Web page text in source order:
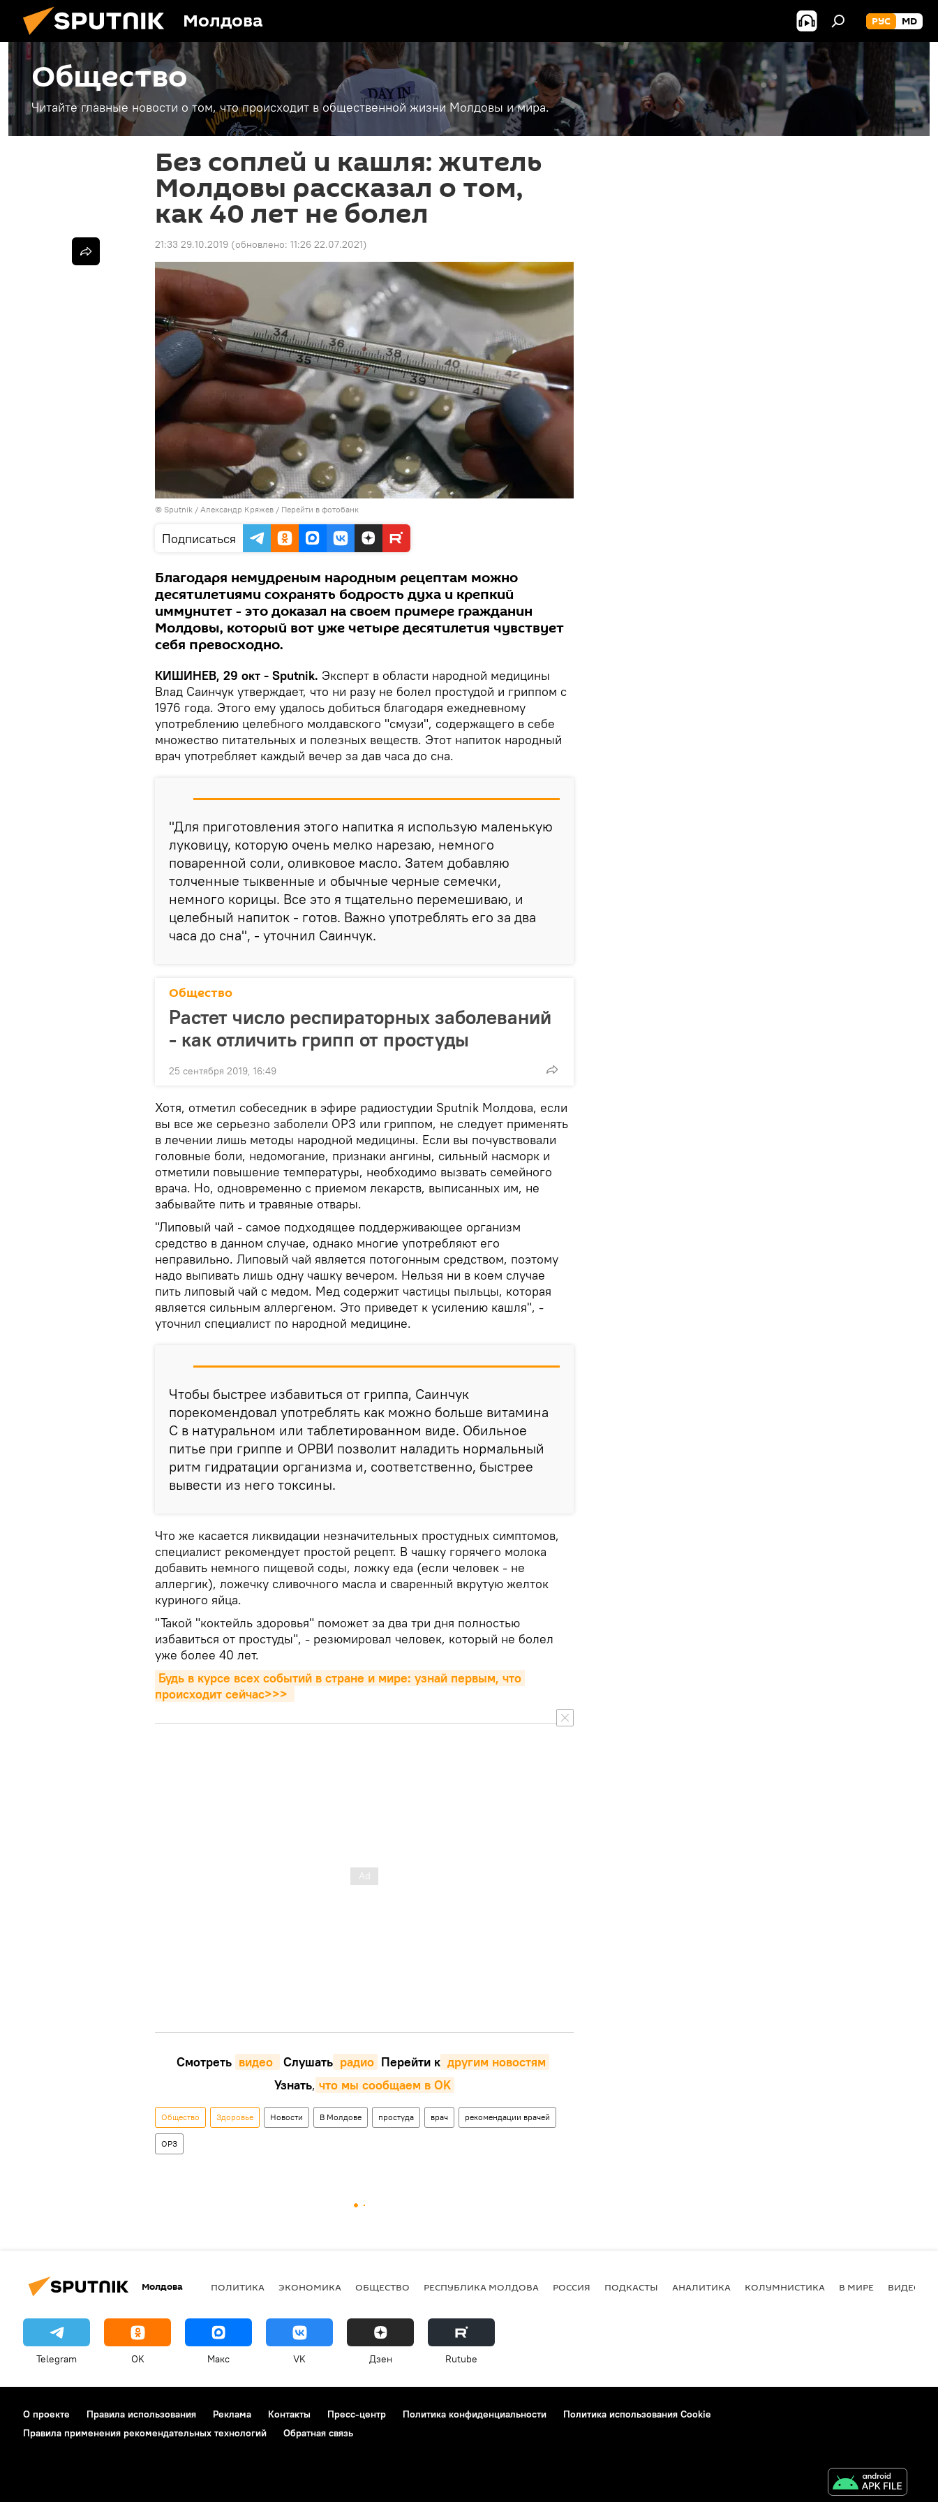
Молдова РУС MD
Общество
Читайте главные новости о том, что происходит в общественной жизни Молдовы и мира.
Без соплей и кашля: житель
Молдовы рассказал о том,
как 40 лет не болел
21:33 29.10.2019 (обновлено: 11:26 22.07.2021)
© Sputnik / Александр Кряжев / Перейти в фотобанк
Подписаться
Благодаря немудреным народным рецептам можно
десятилетиями сохранять бодрость духа и крепкий
иммунитет - это доказал на своем примере гражданин
Молдовы, который вот уже четыре десятилетия чувствует
себя превосходно.
КИШИНЕВ, 29 окт - Sputnik. Эксперт в области народной медицины
Влад Саинчук утверждает, что ни разу не болел простудой и гриппом с
1976 года. Этого ему удалось добиться благодаря ежедневному
употреблению целебного молдавского "смузи", содержащего в себе
множество питательных и полезных веществ. Этот напиток народный
врач употребляет каждый вечер за дав часа до сна.
"Для приготовления этого напитка я использую маленькую
луковицу, которую очень мелко нарезаю, немного
поваренной соли, оливковое масло. Затем добавляю
толченные тыквенные и обычные черные семечки,
немного корицы. Все это я тщательно перемешиваю, и
целебный напиток - готов. Важно употреблять его за два
часа до сна", - уточнил Саинчук.
Общество
Растет число респираторных заболеваний
- как отличить грипп от простуды
25 сентября 2019, 16:49
Хотя, отметил собеседник в эфире радиостудии Sputnik Молдова, если
вы все же серьезно заболели ОРЗ или гриппом, не следует применять
в лечении лишь методы народной медицины. Если вы почувствовали
головные боли, недомогание, признаки ангины, сильный насморк и
отметили повышение температуры, необходимо вызвать семейного
врача. Но, одновременно с приемом лекарств, выписанных им, не
забывайте пить и травяные отвары.
"Липовый чай - самое подходящее поддерживающее организм
средство в данном случае, однако многие употребляют его
неправильно. Липовый чай является потогонным средством, поэтому
надо выпивать лишь одну чашку вечером. Нельзя ни в коем случае
пить липовый чай с медом. Мед содержит частицы пыльцы, которая
является сильным аллергеном. Это приведет к усилению кашля", -
уточнил специалист по народной медицине.
Чтобы быстрее избавиться от гриппа, Саинчук
порекомендовал употреблять как можно больше витамина
C в натуральном или таблетированном виде. Обильное
питье при гриппе и ОРВИ позволит наладить нормальный
ритм гидратации организма и, соответственно, быстрее
вывести из него токсины.
Что же касается ликвидации незначительных простудных симптомов,
специалист рекомендует простой рецепт. В чашку горячего молока
добавить немного пищевой соды, ложку еда (если человек - не
аллергик), ложечку сливочного масла и сваренный вкрутую желток
куриного яйца.
"Такой "коктейль здоровья" поможет за два три дня полностью
избавиться от простуды", - резюмировал человек, который не болел
уже более 40 лет.
Будь в курсе всех событий в стране и мире: узнай первым, что
происходит сейчаc>>>
Смотреть видео Cлушать радио Перейти к другим новостям
Узнать, что мы сообщаем в OK
Общество Здоровье Новости В Молдове простуда врач рекомендации врачей
ОРЗ
Молдова ПОЛИТИКА ЭКОНОМИКА ОБЩЕСТВО РЕСПУБЛИКА МОЛДОВА РОССИЯ ПОДКАСТЫ АНАЛИТИКА КОЛУМНИСТИКА В МИРЕ ВИДЕО
Telegram OK Макс VK Дзен Rutube
О проекте Правила использования Реклама Контакты Пресс-центр Политика конфиденциальности
Политика использования Cookie
Правила применения рекомендательных технологий
Обратная связь